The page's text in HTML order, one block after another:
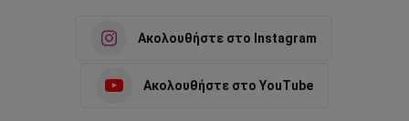
Ακολουθήστε στο Instagram
Ακολουθήστε στο YouTube